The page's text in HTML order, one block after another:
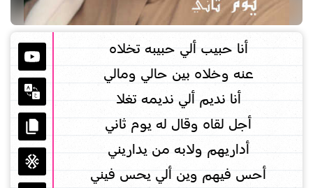
أنا حبيب ألي حبيبه تخلاه
عنه وخلاه بين حالي ومالي
أنا نديم ألي نديمه تغلا
أجل لقاه وقال له يوم ثاني
أداريهم ولابه من يداريني
أحس فيهم وين ألي يحس فيني